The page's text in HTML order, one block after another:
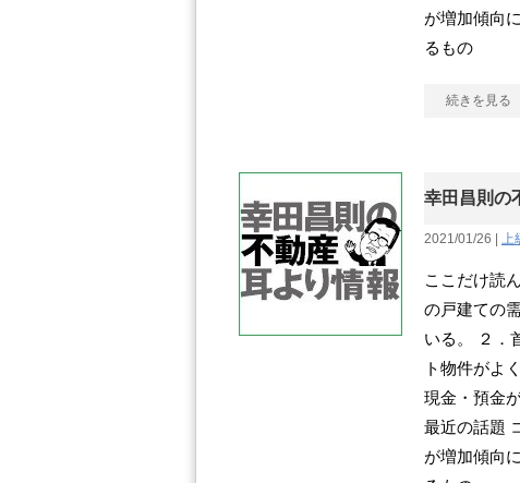
が増加傾向
るもの
続きを見る
幸田昌則の
2021/01/26 | 上
ここだけ読
の戸建ての
いる。 ２．
ト物件がよ
現金・預金
最近の話題
が増加傾向